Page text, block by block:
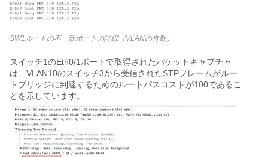
SW1ルートの不一致ポートの詳細（VLANの奇数）
スイッチ1のEth0/1ポートで取得されたパケットキャプチャ
は、VLAN10のスイッチ3から受信されたSTPフレームがルー
トブリッジに到達するためのルートパスコストが100であるこ
とを示しています。